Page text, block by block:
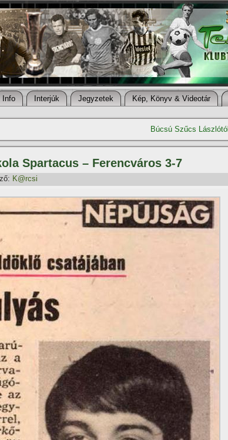
Info Interjúk Jegyzetek Kép, Könyv & Videotár
Búcsú Szűcs Lászlótól
Spartacus – Ferencváros 3-7
K@rcsi